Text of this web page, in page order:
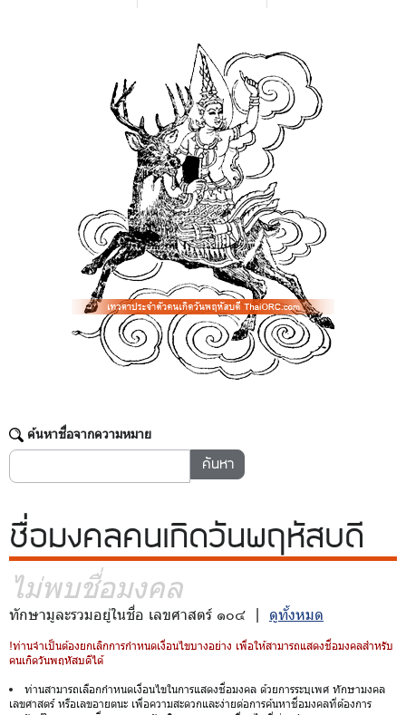
ค้นหาชื่อจากความหมาย
ชื่อมงคลคนเกิดวันพฤหัสบดี
ไม่พบชื่อมงคล
ทักษามูละรวมอยู่ในชื่อ เลขศาสตร์ ๑๐๔ | ดูทั้งหมด
!ท่านจำเป็นต้องยกเลิกการกำหนดเงื่อนไขบางอย่าง เพื่อให้สามารถแสดงชื่อมงคลสำหรับ
คนเกิดวันพฤหัสบดีได้
ท่านสามารถเลือกกำหนดเงื่อนไขในการแสดงชื่อมงคล ด้วยการระบุเพศ ทักษามงคล
เลขศาสตร์ หรือเลขอายตนะ เพื่อความสะดวกและง่ายต่อการค้นหาชื่อมงคลที่ต้องการ